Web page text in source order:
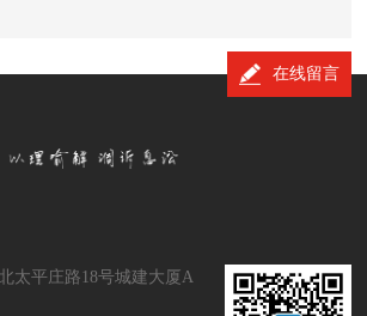
在线留言
太平庄路18号城建大厦A